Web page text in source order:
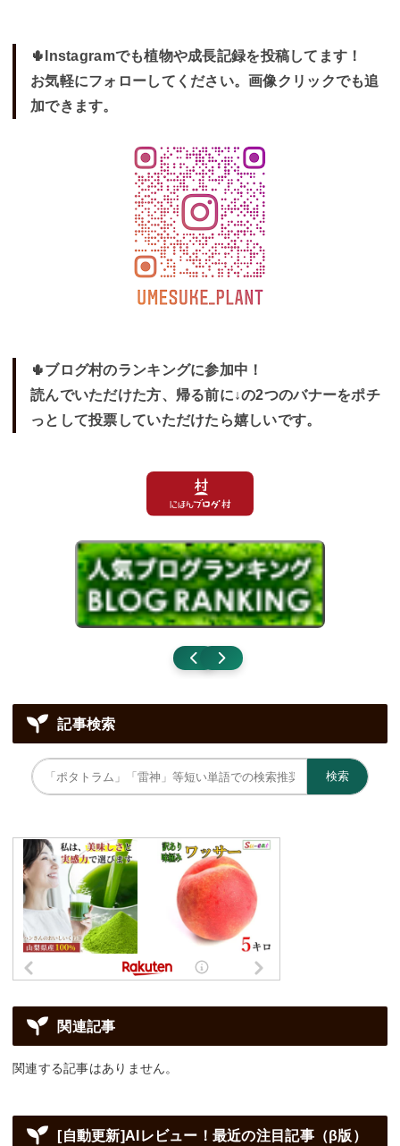
🌵Instagramでも植物や成長記録を投稿してます！
お気軽にフォローしてください。画像クリックでも追
加できます。
🌵ブログ村のランキングに参加中！
読んでいただけた方、帰る前に↓の2つのバナーをポチ
っとして投票していただけたら嬉しいです。
記事検索
検索
関連記事
関連する記事はありません。
[自動更新]AIレビュー！最近の注目記事（β版）